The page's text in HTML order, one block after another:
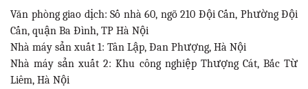
Văn phòng giao dịch: Số nhà 60, ngõ 210 Đội Cấn, Phường Đội
Cấn, quận Ba Đình, TP Hà Nội
Nhà máy sản xuất 1: Tân Lập, Đan Phượng, Hà Nội
Nhà máy sản xuất 2: Khu công nghiệp Thượng Cát, Bắc Từ
Liêm, Hà Nội